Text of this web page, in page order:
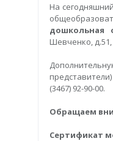
На
дошкольная
Шевченко,
(3467) 92-90-00.
Обращаем
Сертификат